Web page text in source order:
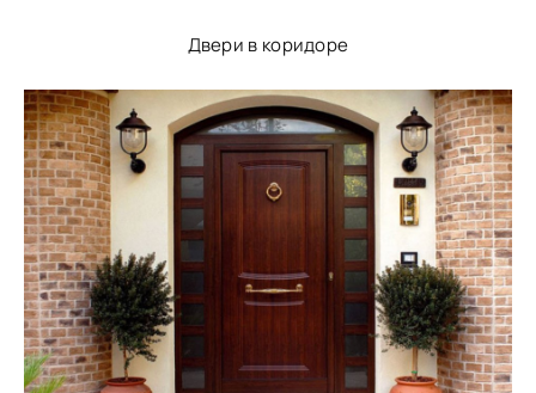
Двери в коридоре